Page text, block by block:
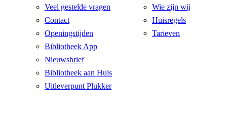
Veel gestelde vragen
Contact
Openingstijden
Bibliotheek App
Nieuwsbrief
Bibliotheek aan Huis
Uitleverpunt Plukker
Wie zijn wij
Huisregels
Tarieven